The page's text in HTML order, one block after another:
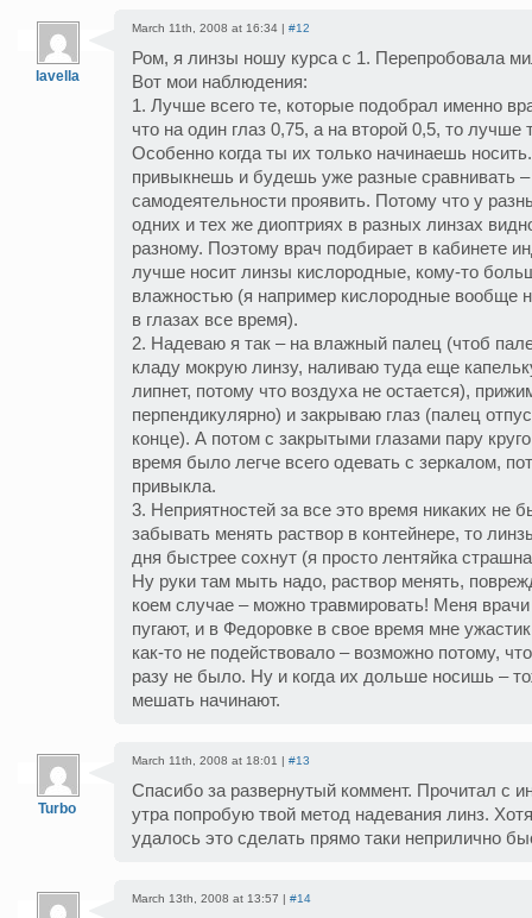
lavella
March 11th, 2008 at 16:34 | #12
Ром, я линзы ношу курса с 1. Перепробовала
Вот мои наблюдения:
1. Лучше всего те, которые подобрал именно
что на один глаз 0,75, а на второй 0,5, то лучше
Особенно когда ты их только начинаешь
привыкнешь и будешь уже разные сравнивать
самодеятельности проявить. Потому что у
одних и тех же диоптриях в разных линзах
разному. Поэтому врач подбирает в кабинете
лучше носит линзы кислородные, кому-то
влажностью (я например кислородные вообще
в глазах все время).
2. Надеваю я так – на влажный палец (чтоб
кладу мокрую линзу, наливаю туда еще
липнет, потому что воздуха не остается),
перпендикулярно) и закрываю глаз (палец
конце). А потом с закрытыми глазами пару
время было легче всего одевать с зеркалом,
привыкла.
3. Неприятностей за все это время никаких не
забывать менять раствор в контейнере, то
дня быстрее сохнут (я просто лентяйка
Ну руки там мыть надо, раствор менять,
коем случае – можно травмировать! Меня врачи
пугают, и в Федоровке в свое время мне
как-то не подействовало – возможно потому,
разу не было. Ну и когда их дольше носишь –
мешать начинают.
Turbo
March 11th, 2008 at 18:01 | #13
Спасибо за развернутый коммент. Прочитал с
утра попробую твой метод надевания линз.
удалось это сделать прямо таки неприлично
March 13th, 2008 at 13:57 | #14